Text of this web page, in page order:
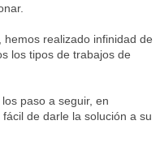
realizado infinidad de
los tipos de trabajos de
paso a seguir, en
de darle la solución a su